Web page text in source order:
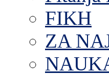
FIKH
ZA